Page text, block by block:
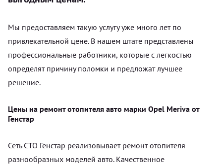
Мы предоставляем такую услугу уже много лет по
привлекательной цене. В нашем штате представлены
профессиональные работники, которые с легкостью
определят причину поломки и предложат лучшее
решение.
Цены на ремонт отопителя авто марки Opel Meriva от
Генстар
Сеть СТО Генстар реализовывает ремонт отопителя
разнообразных моделей авто. Качественное